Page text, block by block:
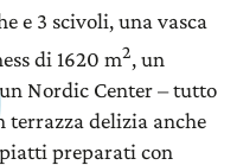
e 3 scivoli, una vasca
di 1620 m2, un
Nordic Center – tutto
terrazza delizia anche
preparati con